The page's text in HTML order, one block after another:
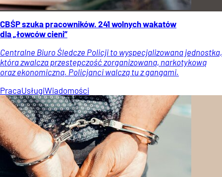
CBŚP szuka pracowników. 241 wolnych wakatów
dla „łowców cieni”
Centralne Biuro Śledcze Policji to wyspecjalizowana jednostka,
która zwalcza przestępczość zorganizowaną, narkotykową
oraz ekonomiczną. Policjanci walczą tu z gangami.
PracaUsługiWiadomości